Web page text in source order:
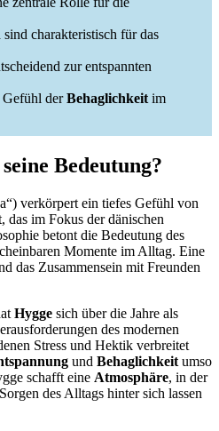
sind charakteristisch für das
zur entspannten
Gefühl derBehaglichkeit im
Bedeutung?
verkörpert ein tiefes Gefühl von
das im Fokus der dänischen
betont die Bedeutung des
Momente im Alltag. Eine
das Zusammensein mit Freunden
Hygge sich über die Jahre als
des modernen
Stress und Hektik verbreitet
und Behaglichkeit umso
schafft eine Atmosphäre, in der
des Alltags hinter sich lassen